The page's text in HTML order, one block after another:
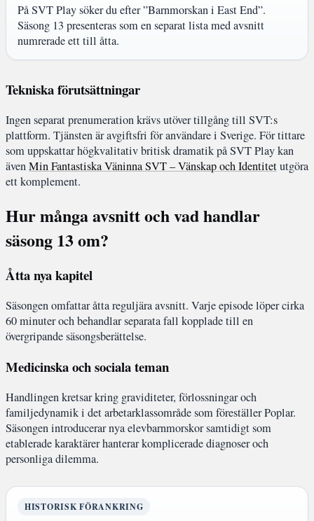
På SVT Play söker du efter ”Barnmorskan i East End”.
Säsong 13 presenteras som en separat lista med avsnitt
numrerade ett till åtta.
Tekniska förutsättningar
Ingen separat prenumeration krävs utöver tillgång till SVT:s
plattform. Tjänsten är avgiftsfri för användare i Sverige. För tittare
som uppskattar högkvalitativ britisk dramatik på SVT Play kan
ävenMin Fantastiska Väninna SVT – Vänskap och Identitetutgöra
ett komplement.
Hur många avsnitt och vad handlar
säsong 13 om?
Åtta nya kapitel
Säsongen omfattar åtta reguljära avsnitt. Varje episode löper cirka
60 minuter och behandlar separata fall kopplade till en
övergripande säsongsberättelse.
Medicinska och sociala teman
Handlingen kretsar kring graviditeter, förlossningar och
familjedynamik i det arbetarklassområde som föreställer Poplar.
Säsongen introducerar nya elevbarnmorskor samtidigt som
etablerade karaktärer hanterar komplicerade diagnoser och
personliga dilemma.
HISTORISK FÖRANKRING